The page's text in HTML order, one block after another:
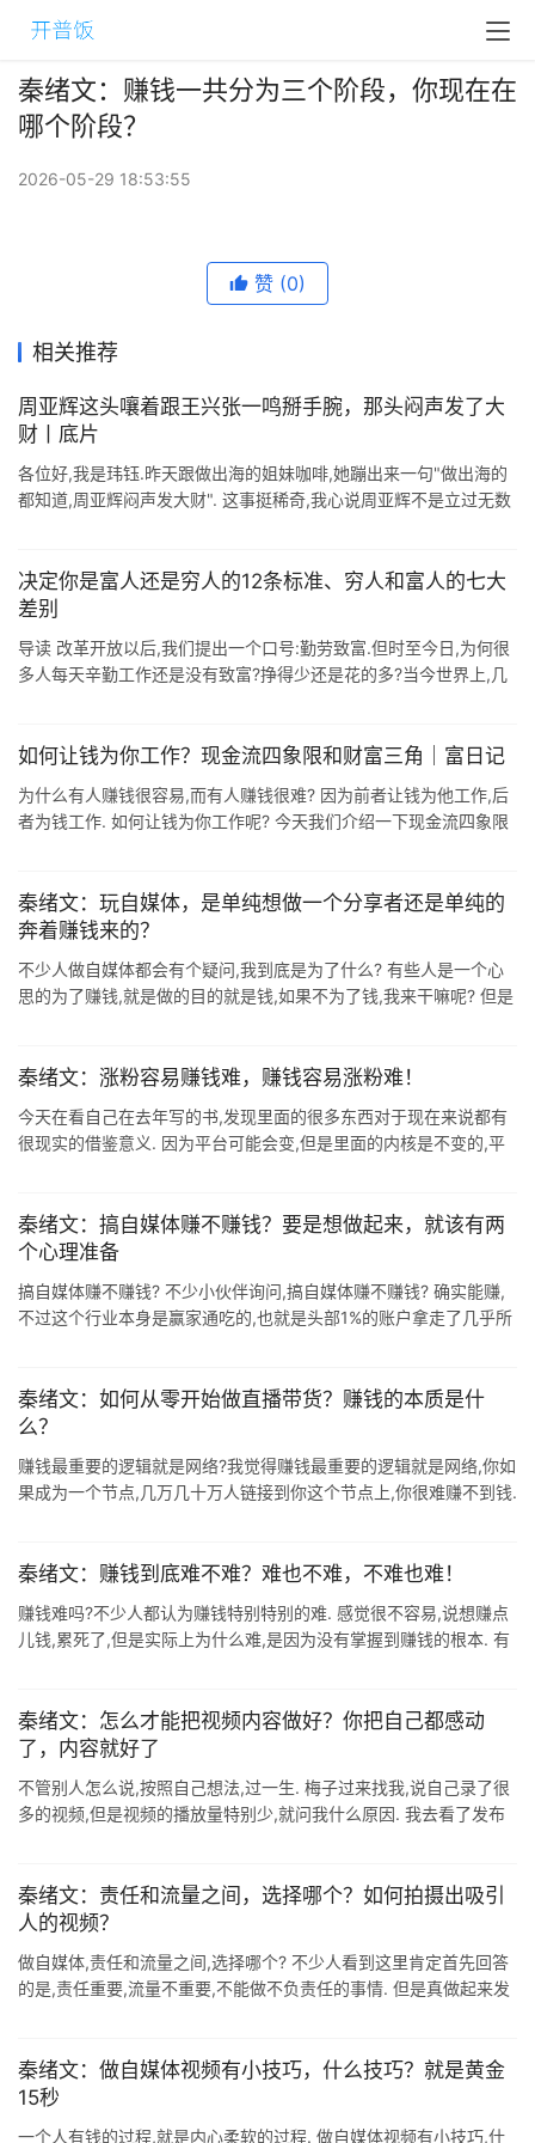
秦绪文：赚钱一共分为三个阶段，你现在在
哪个阶段？
2026-05-29 18:53:55
赞 (0)
相关推荐
周亚辉这头嚷着跟王兴张一鸣掰手腕，那头闷声发了大
财丨底片
各位好,我是玮钰.昨天跟做出海的姐妹咖啡,她蹦出来一句"做出海的
都知道,周亚辉闷声发大财". 这事挺稀奇,我心说周亚辉不是立过无数
决定你是富人还是穷人的12条标准、穷人和富人的七大
差别
导读 改革开放以后,我们提出一个口号:勤劳致富.但时至今日,为何很
多人每天辛勤工作还是没有致富?挣得少还是花的多?当今世界上,几
如何让钱为你工作？现金流四象限和财富三角｜富日记
为什么有人赚钱很容易,而有人赚钱很难? 因为前者让钱为他工作,后
者为钱工作. 如何让钱为你工作呢? 今天我们介绍一下现金流四象限
秦绪文：玩自媒体，是单纯想做一个分享者还是单纯的
奔着赚钱来的？
不少人做自媒体都会有个疑问,我到底是为了什么? 有些人是一个心
思的为了赚钱,就是做的目的就是钱,如果不为了钱,我来干嘛呢? 但是
秦绪文：涨粉容易赚钱难，赚钱容易涨粉难！
今天在看自己在去年写的书,发现里面的很多东西对于现在来说都有
很现实的借鉴意义. 因为平台可能会变,但是里面的内核是不变的,平
秦绪文：搞自媒体赚不赚钱？要是想做起来，就该有两
个心理准备
搞自媒体赚不赚钱? 不少小伙伴询问,搞自媒体赚不赚钱? 确实能赚,
不过这个行业本身是赢家通吃的,也就是头部1%的账户拿走了几乎所
秦绪文：如何从零开始做直播带货？赚钱的本质是什
么？
赚钱最重要的逻辑就是网络?我觉得赚钱最重要的逻辑就是网络,你如
果成为一个节点,几万几十万人链接到你这个节点上,你很难赚不到钱.
秦绪文：赚钱到底难不难？难也不难，不难也难！
赚钱难吗?不少人都认为赚钱特别特别的难. 感觉很不容易,说想赚点
儿钱,累死了,但是实际上为什么难,是因为没有掌握到赚钱的根本. 有
秦绪文：怎么才能把视频内容做好？你把自己都感动
了，内容就好了
不管别人怎么说,按照自己想法,过一生. 梅子过来找我,说自己录了很
多的视频,但是视频的播放量特别少,就问我什么原因. 我去看了发布
秦绪文：责任和流量之间，选择哪个？如何拍摄出吸引
人的视频？
做自媒体,责任和流量之间,选择哪个? 不少人看到这里肯定首先回答
的是,责任重要,流量不重要,不能做不负责任的事情. 但是真做起来发
秦绪文：做自媒体视频有小技巧，什么技巧？就是黄金
15秒
一个人有钱的过程,就是内心柔软的过程. 做自媒体视频有小技巧,什